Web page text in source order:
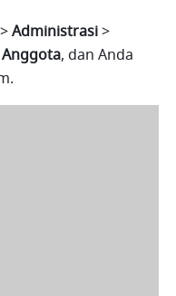
> Administrasi
, dan Anda